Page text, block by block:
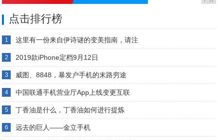
点击排行榜
1 这里有一份来自伊诗谜的变美指南，请注
2 2019款iPhone定档9月12日
3 威图、8848，暴发户手机的末路穷途
4 中国联通手机营业厅App上线变更互联
5 丁香油是什么，丁香油如何进行提炼
6 远去的巨人——金立手机